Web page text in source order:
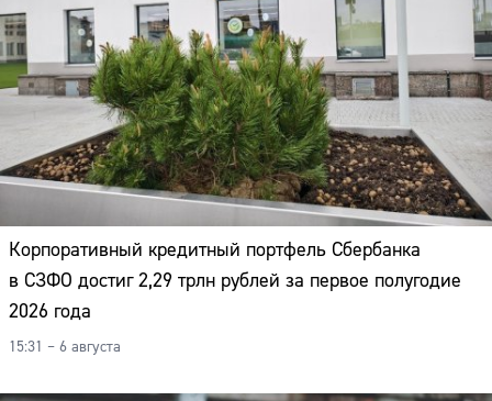
Корпоративный кредитный портфель Сбербанка
в СЗФО достиг 2,29 трлн рублей за первое полугодие
2026 года
15:31 – 6 августа